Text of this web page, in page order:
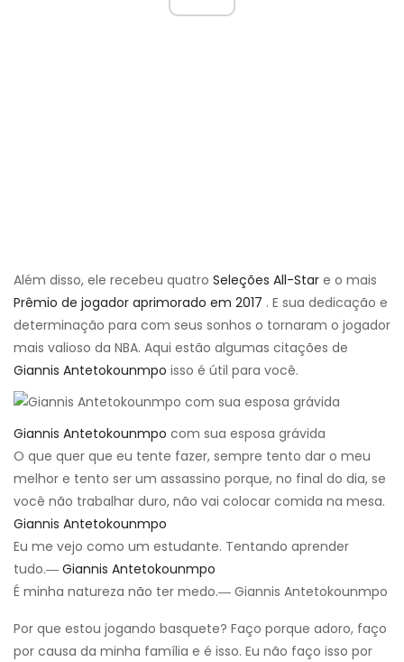
Além disso, ele recebeu quatro Seleções All-Star e o mais
Prêmio de jogador aprimorado em 2017 . E sua dedicação e
determinação para com seus sonhos o tornaram o jogador
mais valioso da NBA. Aqui estão algumas citações de
Giannis Antetokounmpo isso é útil para você.
Giannis Antetokounmpo com sua esposa grávida
O que quer que eu tente fazer, sempre tento dar o meu
melhor e tento ser um assassino porque, no final do dia, se
você não trabalhar duro, não vai colocar comida na mesa.
Giannis Antetokounmpo
Eu me vejo como um estudante. Tentando aprender
tudo.― Giannis Antetokounmpo
É minha natureza não ter medo.― Giannis Antetokounmpo
Por que estou jogando basquete? Faço porque adoro, faço
por causa da minha família e é isso. Eu não faço isso por